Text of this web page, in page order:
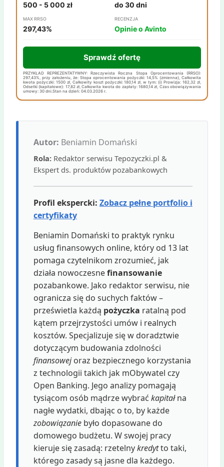
500 - 5 000 zł do 30 dni
MAX RRSO
297,43%
RECENZJA
Opinie o Avinto
Sprawdź ofertę
PRZYKŁAD REPREZENTATYWNY: Rzeczywista Roczna Stopa Oprocentowania (RRSO):
297,43%, przy założeniu, że: Stopa oprocentowania pożyczki: 14,5% (zmienna), Całkowita
kwota pożyczki: 1500 zł, Całkowity koszt pożyczki: 180,14 zł, w tym: (i) Prowizja: 162,32 zł,
Odsetki (kapitałowe): 17,82 zł, Całkowita kwota do zapłaty: 1680,14 zł, Czas obowiązywania
umowy: 30 dni.Stan na dzień: 04.03.2026 r.
Autor: Beniamin Domański
Rola: Redaktor serwisu Tepozyczki.pl &
Ekspert ds. produktów pozabankowych
Profil ekspercki: Zobacz pełne portfolio i
certyfikaty
Beniamin Domański to praktyk rynku
usług finansowych online, który od 13 lat
pomaga czytelnikom zrozumieć, jak
działa nowoczesnefinansowanie
pozabankowe. Jako redaktor serwisu, nie
ogranicza się do suchych faktów –
prześwietla każdą pożyczka ratalną pod
kątem przejrzystości umów i realnych
kosztów. Specjalizuje się w doradztwie
dotyczącym budowania zdolności
finansowejoraz bezpiecznego korzystania
z technologii takich jak mObywatel czy
Open Banking. Jego analizy pomagają
tysiącom osób mądrze wybrać kapitałna
nagłe wydatki, dbając o to, by każde
zobowiązaniebyło dopasowane do
domowego budżetu. W swojej pracy
kieruje się zasadą: rzetelnykredytto taki,
którego zasady są jasne dla każdego.